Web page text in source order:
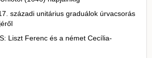
századi unitárius graduálok úrvacsorás
Liszt Ferenc és a német Cecília-